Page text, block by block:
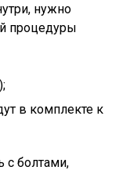
нужно
процедуры
в комплекте к
с болтами,